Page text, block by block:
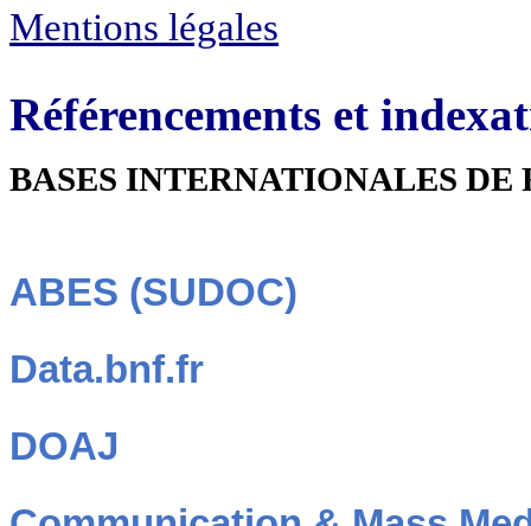
Mentions légales
Référencements et
BASES INTERNATIONALES DE
ABES (SUDOC)
Data.bnf.fr
DOAJ